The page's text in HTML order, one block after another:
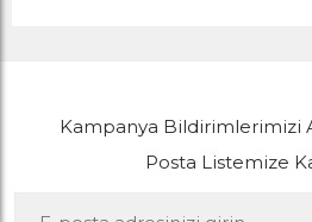
Kampanya Bildirimlerimizi
Posta Listemize